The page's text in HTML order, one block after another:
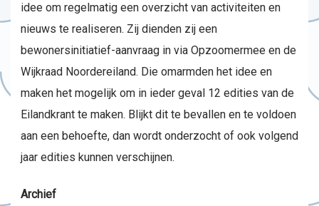
idee om regelmatig een overzicht van activiteiten en
nieuws te realiseren. Zij dienden zij een
bewonersinitiatief-aanvraag in via Opzoomermee en de
Wijkraad Noordereiland. Die omarmden het idee en
maken het mogelijk om in ieder geval 12 edities van de
Eilandkrant te maken. Blijkt dit te bevallen en te voldoen
aan een behoefte, dan wordt onderzocht of ook volgend
jaar edities kunnen verschijnen.
Archief